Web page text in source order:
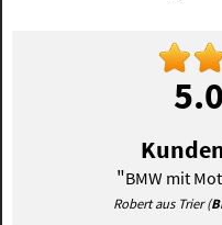
"BMW mit
Robert aus Trier (